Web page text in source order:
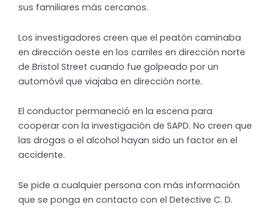
sus familiares más cercanos.
Los investigadores creen que el peatón caminaba
en dirección oeste en los carriles en dirección norte
de Bristol Street cuando fue golpeado por un
automóvil que viajaba en dirección norte.
El conductor permaneció en la escena para
cooperar con la investigación de SAPD. No creen que
las drogas o el alcohol hayan sido un factor en el
accidente.
Se pide a cualquier persona con más información
que se ponga en contacto con el Detective C. D.